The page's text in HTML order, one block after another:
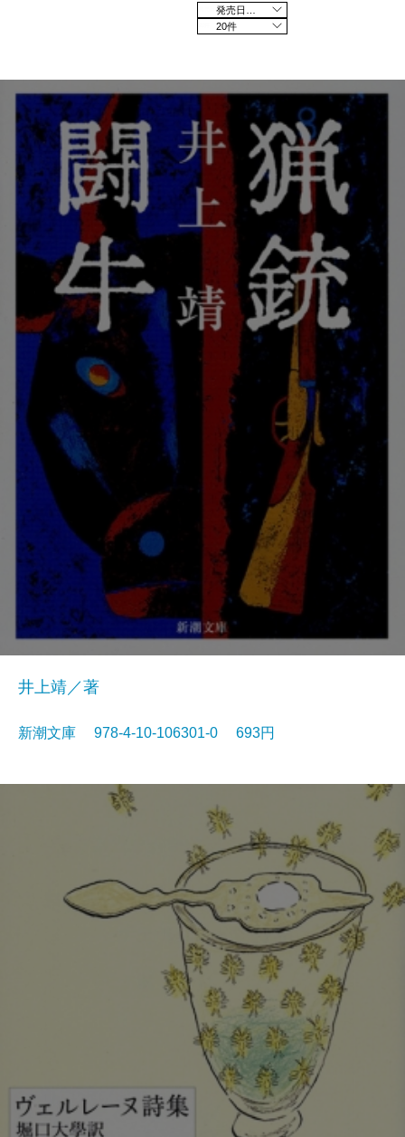
20件
井上靖／著
新潮文庫 978-4-10-106301-0 693円